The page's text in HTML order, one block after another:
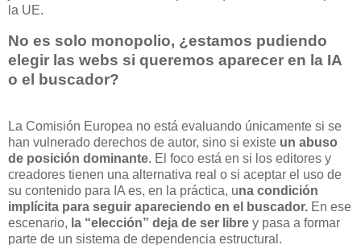
la UE.
No es solo monopolio, ¿estamos pudiendo
elegir las webs si queremos aparecer en la IA
o el buscador?
La Comisión Europea no está evaluando únicamente si se
han vulnerado derechos de autor, sino si existe un abuso
de posición dominante. El foco está en si los editores y
creadores tienen una alternativa real o si aceptar el uso de
su contenido para IA es, en la práctica, una condición
implícita para seguir apareciendo en el buscador. En ese
escenario, la “elección” deja de ser libre y pasa a formar
parte de un sistema de dependencia estructural.